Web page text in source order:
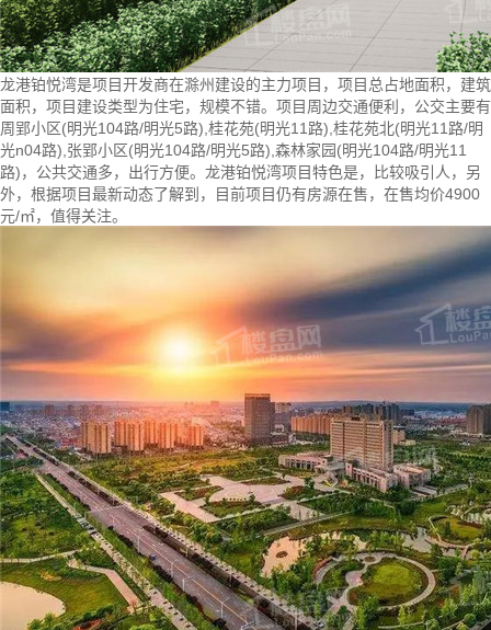
龙港铂悦湾是项目开发商在滁州建设的主力项目，项目总占地面积，建筑
面积，项目建设类型为住宅，规模不错。项目周边交通便利，公交主要有
周郢小区(明光104路/明光5路),桂花苑(明光11路),桂花苑北(明光11路/明
光n04路),张郢小区(明光104路/明光5路),森林家园(明光104路/明光11
路)，公共交通多，出行方便。龙港铂悦湾项目特色是，比较吸引人，另
外，根据项目最新动态了解到，目前项目仍有房源在售，在售均价4900
元/㎡，值得关注。